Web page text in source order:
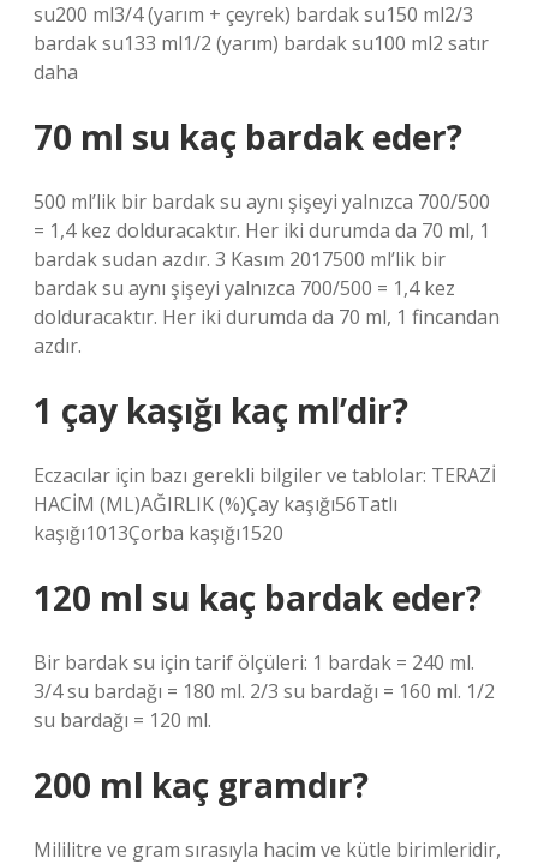
su200 ml3/4 (yarım + çeyrek) bardak su150 ml2/3
bardak su133 ml1/2 (yarım) bardak su100 ml2 satır
daha
70 ml su kaç bardak eder?
500 ml’lik bir bardak su aynı şişeyi yalnızca 700/500
= 1,4 kez dolduracaktır. Her iki durumda da 70 ml, 1
bardak sudan azdır. 3 Kasım 2017500 ml’lik bir
bardak su aynı şişeyi yalnızca 700/500 = 1,4 kez
dolduracaktır. Her iki durumda da 70 ml, 1 fincandan
azdır.
1 çay kaşığı kaç ml’dir?
Eczacılar için bazı gerekli bilgiler ve tablolar: TERAZİ
HACİM (ML)AĞIRLIK (%)Çay kaşığı56Tatlı
kaşığı1013Çorba kaşığı1520
120 ml su kaç bardak eder?
Bir bardak su için tarif ölçüleri: 1 bardak = 240 ml.
3/4 su bardağı = 180 ml. 2/3 su bardağı = 160 ml. 1/2
su bardağı = 120 ml.
200 ml kaç gramdır?
Mililitre ve gram sırasıyla hacim ve kütle birimleridir,